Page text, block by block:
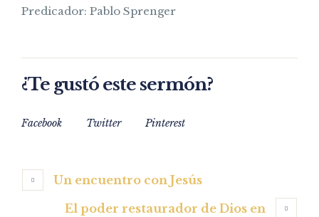
Predicador: Pablo Sprenger
¿Te gustó este sermón?
Facebook Twitter Pinterest
Un encuentro con Jesús
El poder restaurador de Dios en